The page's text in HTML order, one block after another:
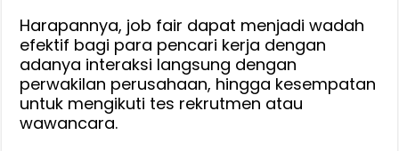
Harapannya, job fair dapat menjadi wadah
efektif bagi para pencari kerja dengan
adanya interaksi langsung dengan
perwakilan perusahaan, hingga kesempatan
untuk mengikuti tes rekrutmen atau
wawancara.